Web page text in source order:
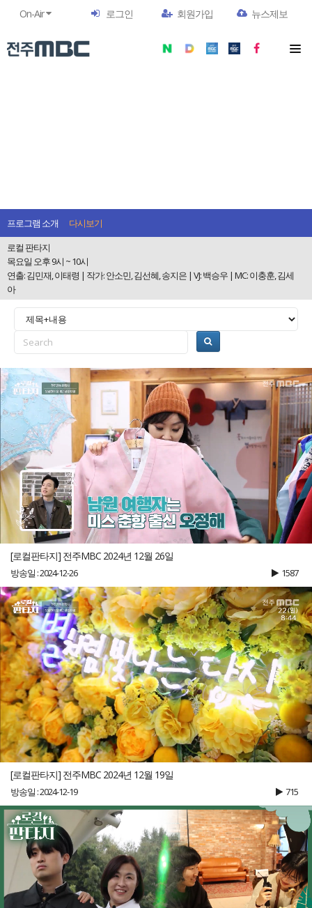
On-Air 로그인 회원가입 뉴스제보
프로그램 소개
다시보기
로컬 판타지
목요일 오후 9시 ~ 10시
연출: 김민재, 이태령 | 작가: 안소민, 김선혜, 송지은 | VJ: 백승우 | MC: 이충훈, 김세
아
[로컬판타지] 전주MBC 2024년 12월 26일
방송일 : 2024-12-26 1587
[로컬판타지] 전주MBC 2024년 12월 19일
방송일 : 2024-12-19 715